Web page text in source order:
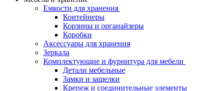
Емкости для хранения
Контейнеры
Корзины и органайзеры
Коробки
Аксессуары для хранения
Зеркала
Комплектующие и фурнитура для мебели
Детали мебельные
Замки и защелки
Крепеж и соединительные элементы